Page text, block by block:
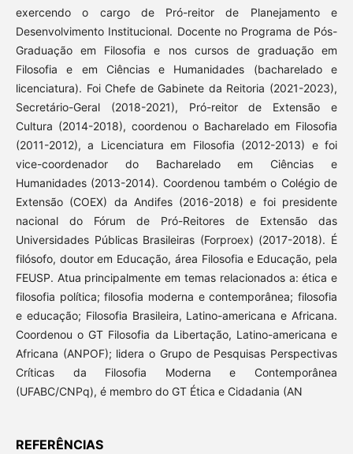
exercendo o cargo de Pró-reitor de Planejamento e
Desenvolvimento Institucional. Docente no Programa de Pós-
Graduação em Filosofia e nos cursos de graduação em
Filosofia e em Ciências e Humanidades (bacharelado e
licenciatura). Foi Chefe de Gabinete da Reitoria (2021-2023),
Secretário-Geral (2018-2021), Pró-reitor de Extensão e
Cultura (2014-2018), coordenou o Bacharelado em Filosofia
(2011-2012), a Licenciatura em Filosofia (2012-2013) e foi
vice-coordenador do Bacharelado em Ciências e
Humanidades (2013-2014). Coordenou também o Colégio de
Extensão (COEX) da Andifes (2016-2018) e foi presidente
nacional do Fórum de Pró-Reitores de Extensão das
Universidades Públicas Brasileiras (Forproex) (2017-2018). É
filósofo, doutor em Educação, área Filosofia e Educação, pela
FEUSP. Atua principalmente em temas relacionados a: ética e
filosofia política; filosofia moderna e contemporânea; filosofia
e educação; Filosofia Brasileira, Latino-americana e Africana.
Coordenou o GT Filosofia da Libertação, Latino-americana e
Africana (ANPOF); lidera o Grupo de Pesquisas Perspectivas
Críticas da Filosofia Moderna e Contemporânea
(UFABC/CNPq), é membro do GT Ética e Cidadania (AN
REFERÊNCIAS